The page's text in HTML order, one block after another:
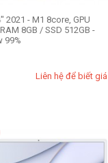
2021 - M1 8core, GPU
8GB / SSD 512GB -
99%
Liên hệ để biết giá